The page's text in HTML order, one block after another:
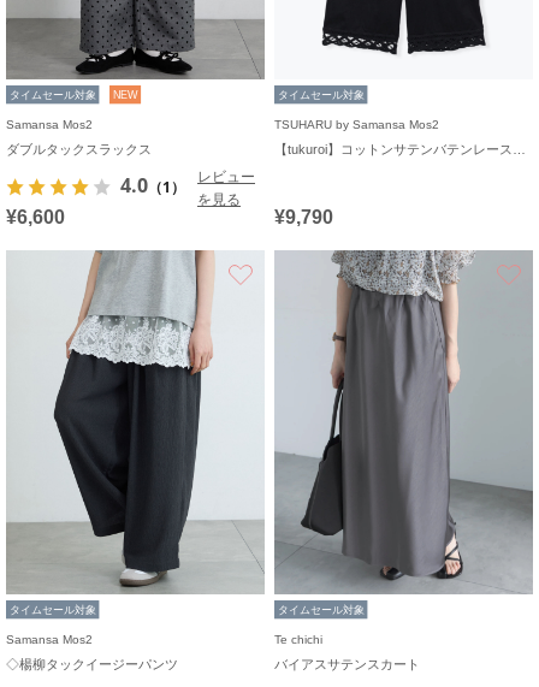
タイムセール対象 NEW
Samansa Mos2
ダブルタックスラックス
4.0 （1）
レビュー
を見る
¥6,600
タイムセール対象
TSUHARU by Samansa Mos2
¥9,790
お気に入り
タイムセール対象
Samansa Mos2
◇楊柳タックイージーパンツ
タイムセール対象
Te chichi
バイアスサテンスカート